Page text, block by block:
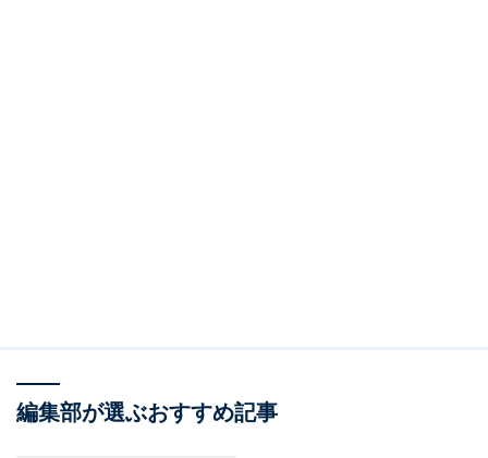
編集部が選ぶおすすめ記事